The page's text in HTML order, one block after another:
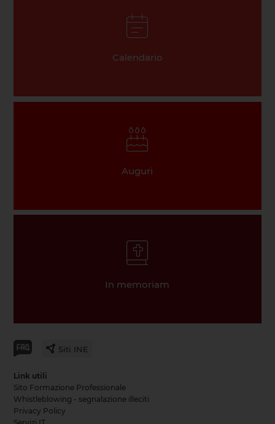
Calendario
Auguri
In memoriam
Siti INE
Link utili
Sito Formazione Professionale
Whistleblowing - segnalazione illeciti
Privacy Policy